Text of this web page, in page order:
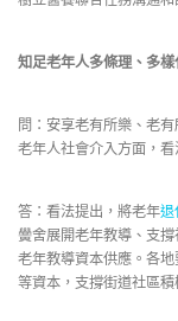
知足老年人多條理、多
問：安享老有所樂、老
老年人社會介入方面，
答：看法提出，將老年退
黌舍展開老年教導、支
老年教導資本供應。各
等資本，支撐街道社區